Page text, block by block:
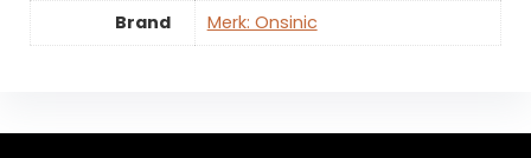
Brand
Merk: Onsinic